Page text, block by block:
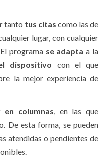
tanto tus citas como las de
lugar, con cualquier
programa se adapta a la
dispositivo con el que
la mejor experiencia de
columnas, en las que
De esta forma, se pueden
atendidas o pendientes de